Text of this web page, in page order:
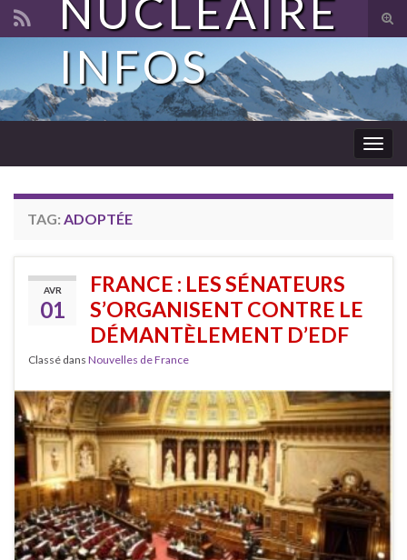
Search for:
NUCLÉAIRE
INFOS
TAG: ADOPTÉE
AVR
01
FRANCE : LES SÉNATEURS
S’ORGANISENT CONTRE LE
DÉMANTÈLEMENT D’EDF
Classé dans Nouvelles de France